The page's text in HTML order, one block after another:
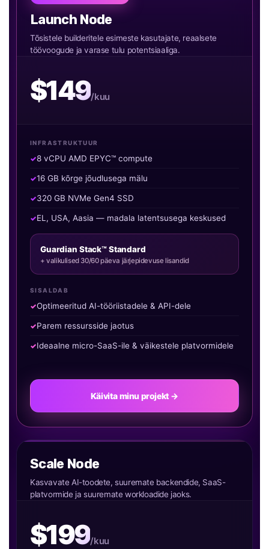
Launch Node
Tõsistele builderitele esimeste kasutajate, reaalsete
töövoogude ja varase tulu potentsiaaliga.
$149/kuu
INFRASTRUKTUUR
8 vCPU AMD EPYC™ compute
16 GB kõrge jõudlusega mälu
320 GB NVMe Gen4 SSD
EL, USA, Aasia — madala latentsusega keskused
Guardian Stack™ Standard
+ valikulised 30/60 päeva järjepidevuse lisandid
SISALDAB
Optimeeritud AI-tööriistadele & API-dele
Parem ressursside jaotus
Ideaalne micro-SaaS-ile & väikestele platvormidele
Käivita minu projekt →
Scale Node
Kasvavate AI-toodete, suuremate backendide, SaaS-
platvormide ja suuremate workloadide jaoks.
$199/kuu